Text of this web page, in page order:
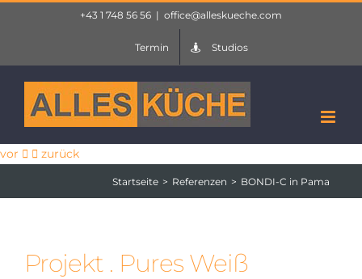
+43 1 748 56 56 | office@alleskueche.com
Termin Studios
vor zurück
Startseite Referenzen BONDI-C in Pama
Projekt . Pures Weiß